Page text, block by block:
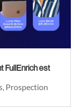
FullEnrich est
, Prospection